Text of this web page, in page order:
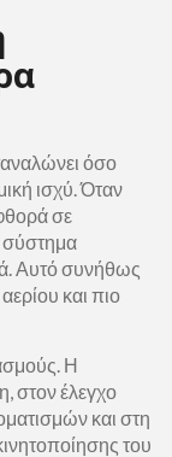
όσο
ισχύ. Όταν
σε
σύστημα
Αυτό συνήθως
και πιο
Η
στον έλεγχο
και στη
του